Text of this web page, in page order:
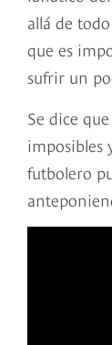
allá de
que es
sufrir un
Se dice
imposibles
futbolero